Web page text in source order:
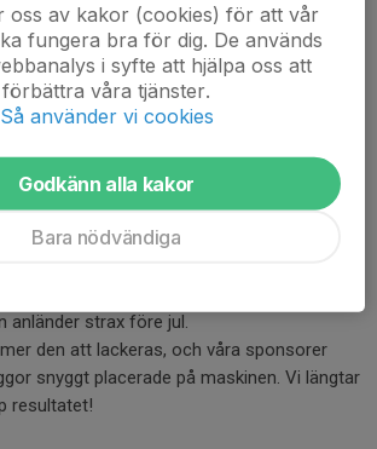
än ni tror – både för laget, ungdomarna
anländer strax före jul.
den att lackeras, och våra sponsorer
snyggt placerade på maskinen. Vi längtar
resultatet!
oss av kakor (cookies) för att vår
fungera bra för dig. De används
i syfte att hjälpa oss att
förbättra våra tjänster.
Så använder vi cookies
Godkänn alla kakor
Bara nödvändiga